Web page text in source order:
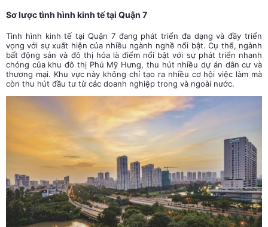
Sơ lược tình hình kinh tế tại Quận 7
Tình hình kinh tế tại Quận 7 đang phát triển đa dạng và đầy triển
vọng với sự xuất hiện của nhiều ngành nghề nổi bật. Cụ thể, ngành
bất động sản và đô thị hóa là điểm nổi bật với sự phát triển nhanh
chóng của khu đô thị Phú Mỹ Hưng, thu hút nhiều dự án dân cư và
thương mại. Khu vực này không chỉ tạo ra nhiều cơ hội việc làm mà
còn thu hút đầu tư từ các doanh nghiệp trong và ngoài nước.